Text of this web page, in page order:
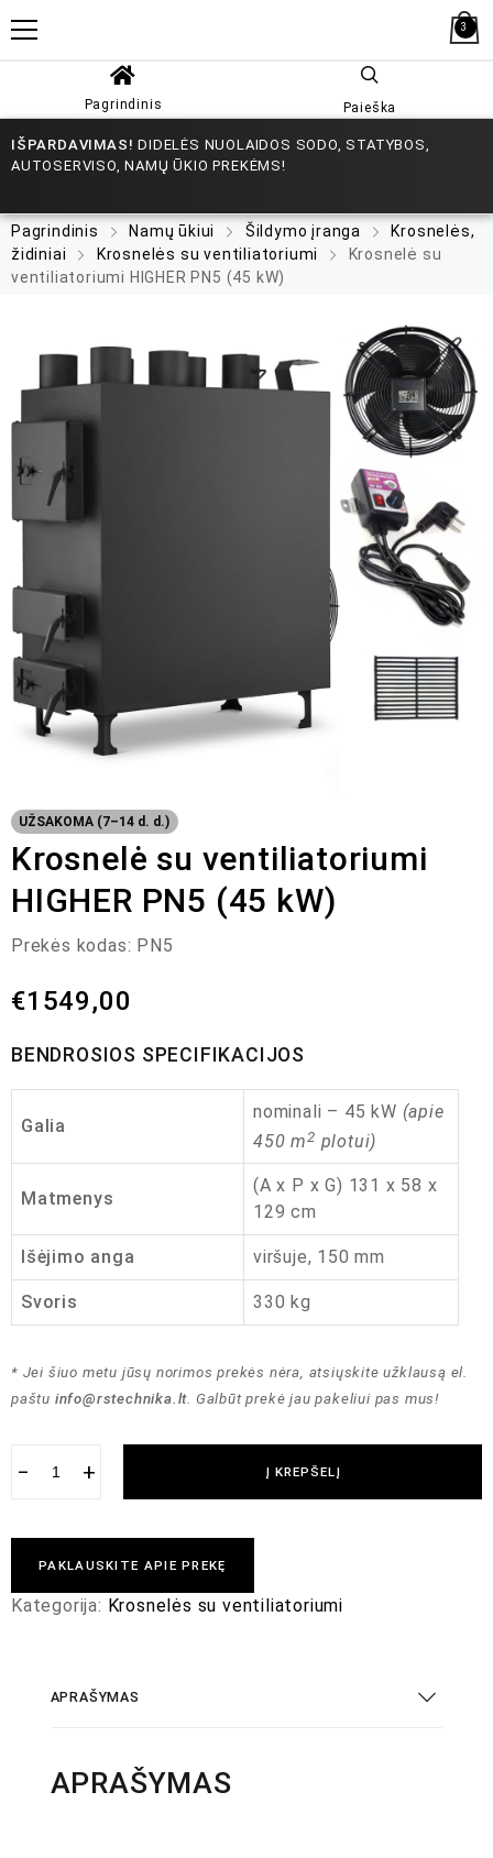
3
Pagrindinis Paieška
IŠPARDAVIMAS! DIDELĖS NUOLAIDOS SODO, STATYBOS,
AUTOSERVISO, NAMŲ ŪKIO PREKĖMS!
Pagrindinis Namų ūkiui Šildymo įranga
Krosnelės,
židiniai
Krosnelės su ventiliatoriumi
Krosnelė su
ventiliatoriumi HIGHER PN5 (45 kW)
UŽSAKOMA (7–14 d. d.)
Krosnelė su ventiliatoriumi
HIGHER PN5 (45 kW)
Prekės kodas: PN5
€1549,00
BENDROSIOS SPECIFIKACIJOS
Galia
nominali – 45 kW (apie
450 m 2 plotui)
Matmenys
(A x P x G) 131 x 58 x
129 cm
Išėjimo anga viršuje, 150 mm
Svoris 330 kg
* Jei šiuo metu jūsų norimos prekės nėra, atsiųskite užklausą el.
paštu info@rstechnika.lt. Galbūt prekė jau pakeliui pas mus!
− + Į KREPŠELĮ
PAKLAUSKITE APIE PREKĘ
Kategorija: Krosnelės su ventiliatoriumi
APRAŠYMAS
APRAŠYMAS